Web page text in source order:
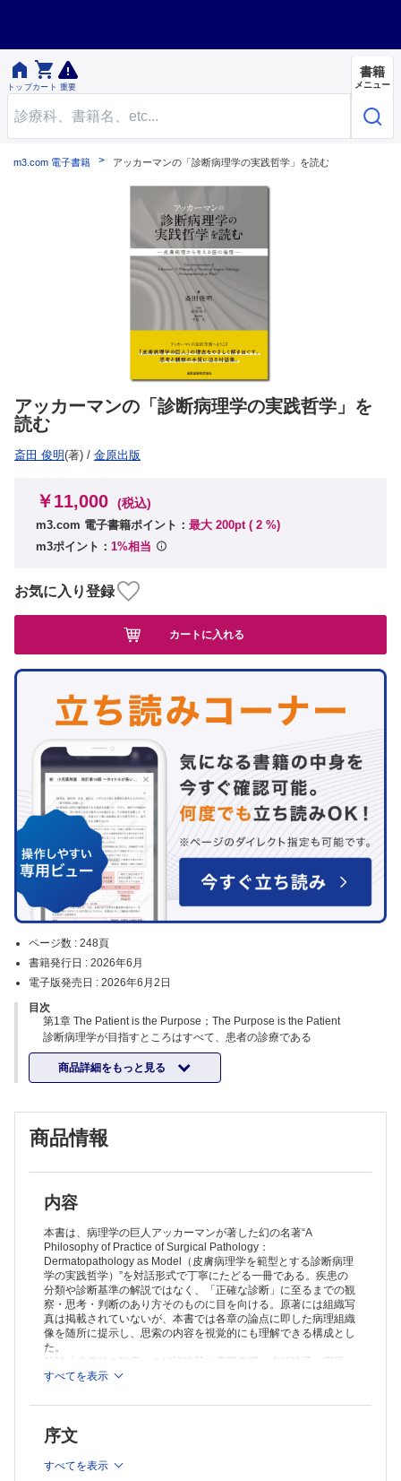

トップ

カート 重要
書籍
メニュー
m3.com 電子書籍 アッカーマンの「診断病理学の実践哲学」を読む
アッカーマンの「診断病理学の実践哲学」を
読む
斎田 俊明(著) / 金原出版
ページ数 : 248頁
書籍発行日 : 2026年6月
電子版発売日 : 2026年6月2日
目次
第1章 The Patient is the Purpose；The Purpose is the Patient
診断病理学が目指すところはすべて、患者の診療である
第2章 The Importance of Historical Perspective
歴史的視点の重要性
第3章 Comprehension of Structure and Function
Thinking, Reasonable Interpretation
開かれた心、正確な観察、深遠な知識、批判的思考、そして合理的解釈
第6章 Indispensability of Clinical Dermatology to the Mastery of
Dermatohistopathology
皮膚病理組織学の修得には臨床皮膚科学の知識が欠かせない
第7章 Indispensability of Dermatohistopathology to the Mastery of
Clinical Dermatology
臨床皮膚科学に熟達するには皮膚病理組織学の知識が欠かせない
第8章 General Pathology and Dermatopathology are One Pathology
一般病理学と皮膚病理学は一つの病理学である
第9章 Lives of Lesions
病変の一生（時間的推移）
第10章 Variable Expressions of a Single Process
一つの疾患（病的過程）の多彩な表現
診断基準
第12章 Illusion and Reality
錯覚と現実（錯誤と事実）
診断の手掛かり所見
商品詳細をもっと見る
￥11,000 (税込)
m3.com 電子書籍ポイント： 最大 200pt ( 2 %)
m3ポイント： 1%相当
お気に入り登録
カートに入れる
商品情報
内容
本書は、病理学の巨人アッカーマンが著した幻の名著“A
Philosophy of Practice of Surgical Pathology：
Dermatopathology as Model（皮膚病理学を範型とする診断病理
学の実践哲学）”を対話形式で丁寧にたどる一冊である。疾患の
分類や診断基準の解説ではなく、「正確な診断」に至るまでの観
察・思考・判断のあり方そのものに目を向ける。原著には組織写
真は掲載されていないが、本書では各章の論点に即した病理組織
像を随所に提示し、思索の内容を視覚的にも理解できる構成とし
た。
雑誌「皮膚科の臨床」の好評連載に斎田俊明・赤須玲子・宇原
久の3名による鼎談を新たに加え、待望の単行本化。
すべてを表示
序文
すべてを表示